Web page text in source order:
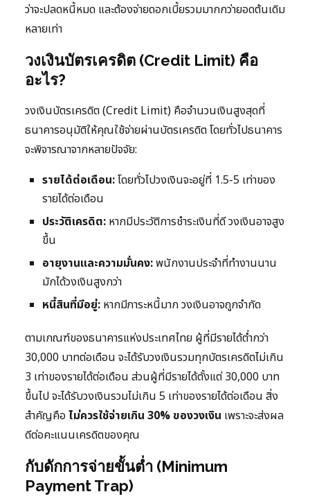
ว่าจะปลดหนี้หมด และต้องจ่ายดอกเบี้ยรวมมากกว่ายอดต้นเดิม
หลายเท่า
วงเงินบัตรเครดิต (Credit Limit) คือ
อะไร?
วงเงินบัตรเครดิต (Credit Limit) คือจำนวนเงินสูงสุดที่
ธนาคารอนุมัติให้คุณใช้จ่ายผ่านบัตรเครดิต โดยทั่วไปธนาคาร
จะพิจารณาจากหลายปัจจัย:
รายได้ต่อเดือน:โดยทั่วไปวงเงินจะอยู่ที่ 1.5-5 เท่าของ
รายได้ต่อเดือน
ประวัติเครดิต: หากมีประวัติการชำระเงินที่ดี วงเงินอาจสูง
ขึ้น
อายุงานและความมั่นคง:พนักงานประจำที่ทำงานนาน
มักได้วงเงินสูงกว่า
หนี้สินที่มีอยู่: หากมีภาระหนี้มาก วงเงินอาจถูกจำกัด
ตามเกณฑ์ของธนาคารแห่งประเทศไทย ผู้ที่มีรายได้ต่ำกว่า
30,000 บาทต่อเดือน จะได้รับวงเงินรวมทุกบัตรเครดิตไม่เกิน
3 เท่าของรายได้ต่อเดือน ส่วนผู้ที่มีรายได้ตั้งแต่ 30,000 บาท
ขึ้นไป จะได้รับวงเงินรวมไม่เกิน 5 เท่าของรายได้ต่อเดือน สิ่ง
สำคัญคือ ไม่ควรใช้จ่ายเกิน 30% ของวงเงิน เพราะจะส่งผล
ดีต่อคะแนนเครดิตของคุณ
กับดักการจ่ายขั้นต่ำ (Minimum
Payment Trap)